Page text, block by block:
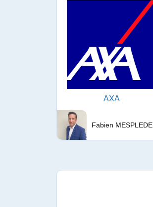
AXA
Fabien MESPLEDE